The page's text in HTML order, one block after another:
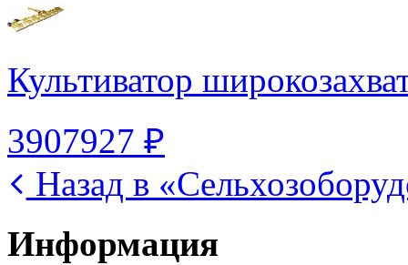
Культиватор
3907927 ₽
Назад в
Информация